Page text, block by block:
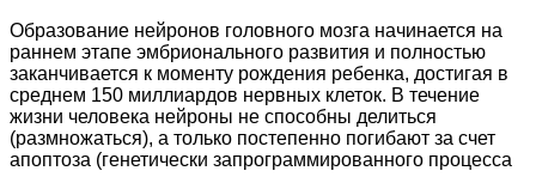
Образование нейронов головного мозга начинается на
раннем этапе эмбрионального развития и полностью
заканчивается к моменту рождения ребенка, достигая в
среднем 150 миллиардов нервных клеток. В течение
жизни человека нейроны не способны делиться
(размножаться), а только постепенно погибают за счет
апоптоза (генетически запрограммированного процесса